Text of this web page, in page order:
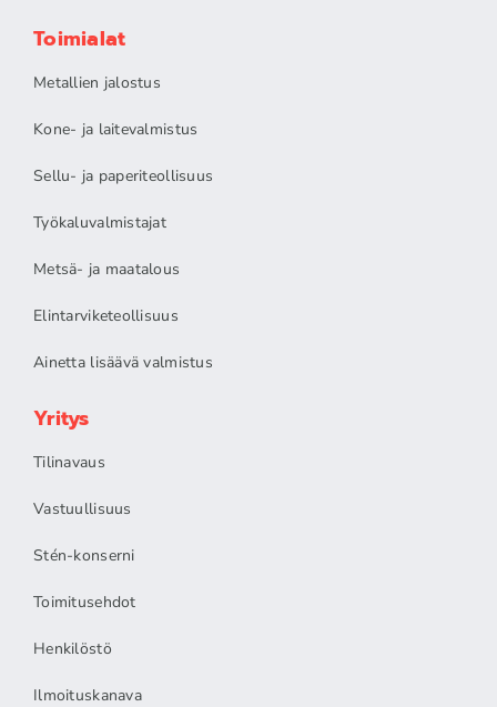
Toimialat
Metallien jalostus
Kone- ja laitevalmistus
Sellu- ja paperiteollisuus
Työkaluvalmistajat
Metsä- ja maatalous
Elintarviketeollisuus
Ainetta lisäävä valmistus
Yritys
Tilinavaus
Vastuullisuus
Stén-konserni
Toimitusehdot
Henkilöstö
Ilmoituskanava